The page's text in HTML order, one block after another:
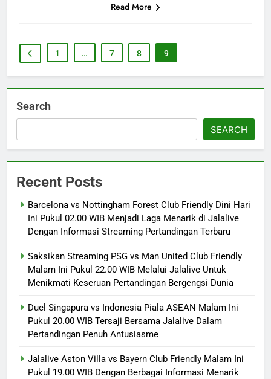
Read More
1 … 7 8 9
Search
SEARCH
Recent Posts
Barcelona vs Nottingham Forest Club Friendly Dini Hari
Ini Pukul 02.00 WIB Menjadi Laga Menarik di Jalalive
Dengan Informasi Streaming Pertandingan Terbaru
Saksikan Streaming PSG vs Man United Club Friendly
Malam Ini Pukul 22.00 WIB Melalui Jalalive Untuk
Menikmati Keseruan Pertandingan Bergengsi Dunia
Duel Singapura vs Indonesia Piala ASEAN Malam Ini
Pukul 20.00 WIB Tersaji Bersama Jalalive Dalam
Pertandingan Penuh Antusiasme
Jalalive Aston Villa vs Bayern Club Friendly Malam Ini
Pukul 19.00 WIB Dengan Berbagai Informasi Menarik